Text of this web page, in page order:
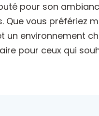
pour son
Que vous préfériez
environnement
pour ceux qui